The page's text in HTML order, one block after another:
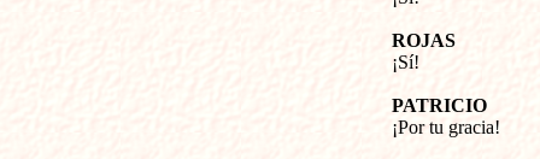
ROJAS
¡Sí!
PATRICIO
¡Por tu gracia!